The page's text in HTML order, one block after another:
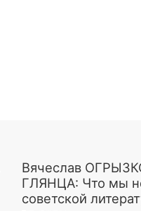
Вячеслав
ГЛЯНЦА: Что мы
советской